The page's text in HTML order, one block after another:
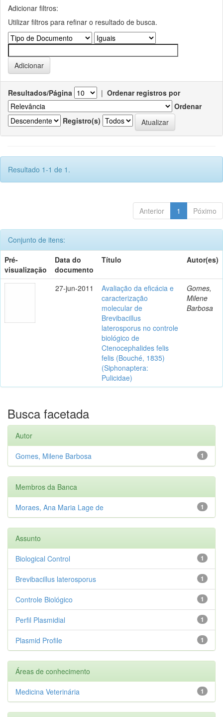
Adicionar filtros:
Utilizar filtros para refinar o resultado de busca.
Resultados/Página | Ordenar registros por
Ordenar
Registro(s)
Resultado 1-1 de 1.
Anterior 1 Póximo
Conjunto de itens:
Pré-
visualização
Data do
documento
Título Autor(es)
27-jun-2011
Avaliação da eficácia e
caracterização
molecular de
Brevibacillus
laterosporus no controle
biológico de
Ctenocephalides felis
felis (Bouché, 1835)
(Siphonaptera:
Pulicidae)
Gomes,
Milene
Barbosa
Busca facetada
Autor
1
Gomes, Milene Barbosa
Membros da Banca
1
Moraes, Ana Maria Lage de
Assunto
1
Biological Control
1
Brevibacillus laterosporus
1
Controle Biológico
1
Perfil Plasmidial
1
Plasmid Profile
Áreas de conhecimento
1
Medicina Veterinária